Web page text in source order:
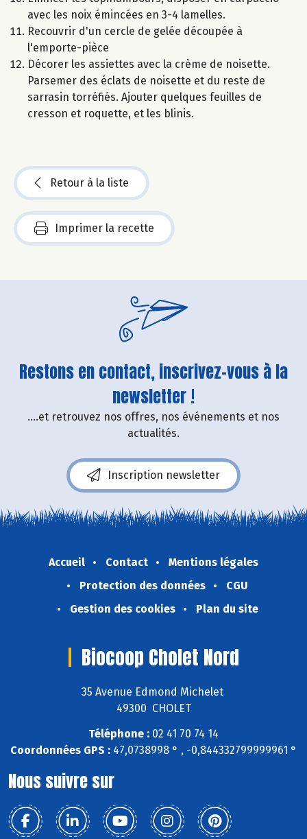
avec les noix émincées en 3-4 lamelles.
Recouvrir d'un cercle de gelée découpée à
l'emporte-pièce
Décorer les assiettes avec la crème de noisette.
Parsemer des éclats de noisette et du reste de
sarrasin torréfiés. Ajouter quelques feuilles de
cresson et roquette, et les blinis.
Retour à la liste
Imprimer la recette
Restons en contact, inscrivez-vous à la
newsletter !
....et retrouvez nos offres, nos événements et nos
actualités.
Inscription newsletter
Accueil Contact
Mentions légales
Protection des données
CGU
Gestion des cookies
Plan du site
Biocoop Cholet Nord
35 Avenue Edmond Michelet
49300 CHOLET
Téléphone : 02 41 70 74 14
Coordonnées GPS : 47,0738998 ° , -0,844332799999961 °
Nous suivre sur